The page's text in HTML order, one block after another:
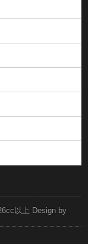
以上 Design by